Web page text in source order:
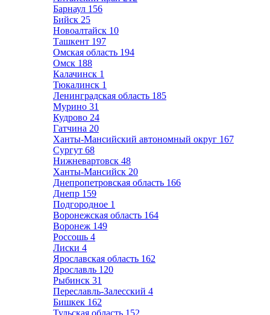
Барнаул 156
Бийск 25
Новоалтайск 10
Ташкент 197
Омская область 194
Омск 188
Калачинск 1
Тюкалинск 1
Ленинградская область 185
Мурино 31
Кудрово 24
Гатчина 20
Ханты-Мансийский автономный округ 167
Сургут 68
Нижневартовск 48
Ханты-Мансийск 20
Днепропетровская область 166
Днепр 159
Подгородное 1
Воронежская область 164
Воронеж 149
Россошь 4
Лиски 4
Ярославская область 162
Ярославль 120
Рыбинск 31
Переславль-Залесский 4
Бишкек 162
Тульская область 152